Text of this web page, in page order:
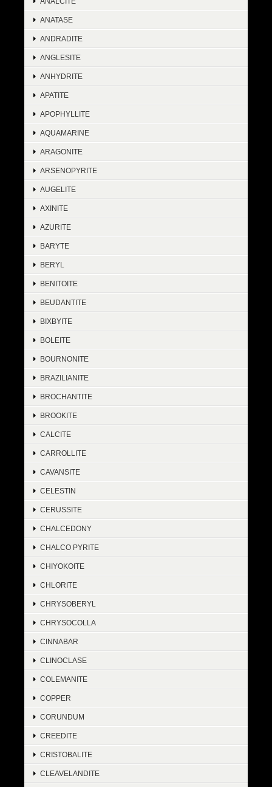
ANATASE
ANDRADITE
ANGLESITE
ANHYDRITE
APATITE
APOPHYLLITE
AQUAMARINE
ARAGONITE
ARSENOPYRITE
AUGELITE
AXINITE
AZURITE
BARYTE
BERYL
BENITOITE
BEUDANTITE
BIXBYITE
BOLEITE
BOURNONITE
BRAZILIANITE
BROCHANTITE
BROOKITE
CALCITE
CARROLLITE
CAVANSITE
CELESTIN
CERUSSITE
CHALCEDONY
CHALCO PYRITE
CHIYOKOITE
CHLORITE
CHRYSOBERYL
CHRYSOCOLLA
CINNABAR
CLINOCLASE
COLEMANITE
COPPER
CORUNDUM
CREEDITE
CRISTOBALITE
CLEAVELANDITE